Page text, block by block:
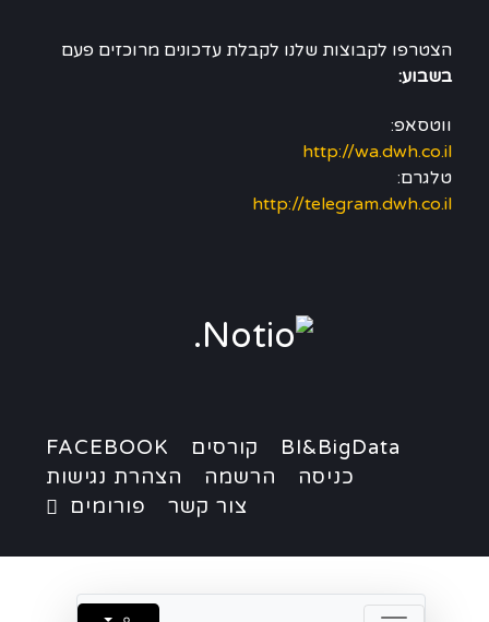
הצטרפו לקבוצות שלנו לקבלת עדכונים מרוכזים פעם
בשבוע:
ווטסאפ:
http://wa.dwh.co.il
טלגרם:
http://telegram.dwh.co.il
BI&BigData קורסים
FACEBOOK
כניסה
הרשמה
הצהרת נגישות
צור קשר
פורומים